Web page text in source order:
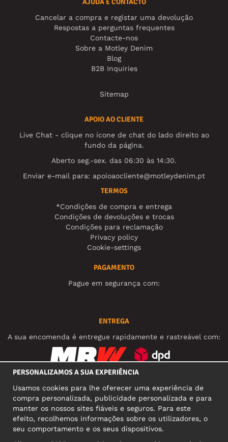
AJUDA E CONTACTO
Cancelar a compra e registar uma devolução
Respostas a perguntas frequentes
Contacte-nos
Sobre a Motley Denim
Blog
B2B Inquiries
Sitemap
APOIO AO CLIENTE
Live Chat - clique no ícone de chat do lado direito ao
fundo da página.
Aberto seg.-sex. das 06:30 às 14:30.
Enviar e-mail para: apoioaocliente@motleydenim.pt
TERMOS
*Condições de compra e entrega
Condições de devoluções e trocas
Condições para reclamação
Privacy policy
Cookie-settings
PAGAMENTO
Pague em segurança com:
ENTREGA
A sua encomenda é entregue rapidamente e rastreável com:
MORADA COMERCIAL
PERSONALIZAMOS A SUA EXPERIÊNCIA
Usamos cookies para lhe oferecer uma experiência de
compra personalizada, publicidade personalizada e para
manter os nossos sites fiáveis e seguros. Para este
efeito, recolhemos informações sobre os utilizadores, o
seu comportamento e os seus dispositivos.